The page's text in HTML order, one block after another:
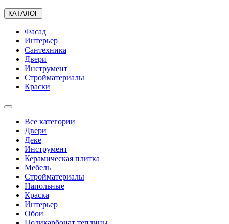
КАТАЛОГ
Фасад
Интерьер
Сантехника
Двери
Инструмент
Стройматериалы
Краски
Все категории
Двери
Деке
Инструмент
Керамическая плитка
Мебель
Стройматериалы
Напольные
Краска
Интерьер
Обои